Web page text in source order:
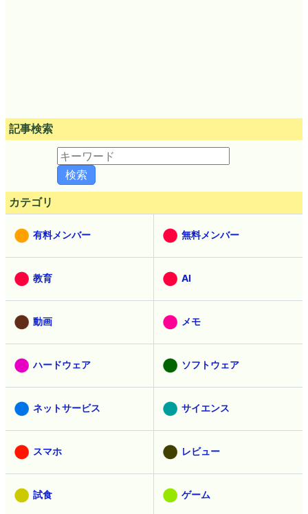
記事検索
カテゴリ
有料メンバー 無料メンバー
教育 AI
動画 メモ
ハードウェア ソフトウェア
ネットサービス サイエンス
スマホ レビュー
試食 ゲーム